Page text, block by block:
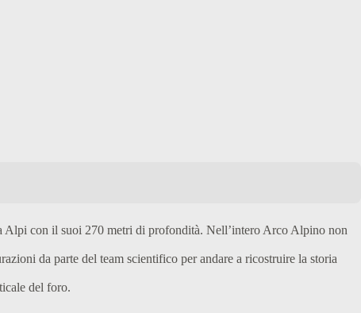
Alpi con il suoi 270 metri di profondità. Nell’intero Arco Alpino non
da parte del team scientifico per andare a ricostruire la storia
del foro.